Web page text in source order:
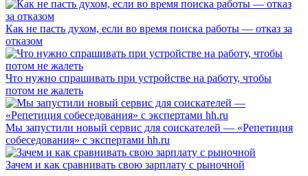
Как не пасть духом, если во время поиска работы — отказ за
отказом
Что нужно спрашивать при устройстве на работу, чтобы
потом не жалеть
Мы запустили новый сервис для соискателей — «Репетиция
собеседования» с экспертами hh.ru
Зачем и как сравнивать свою зарплату с рыночной